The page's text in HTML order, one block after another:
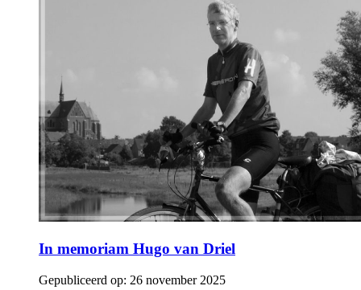
In memoriam Hugo van Driel
Gepubliceerd op: 26 november 2025